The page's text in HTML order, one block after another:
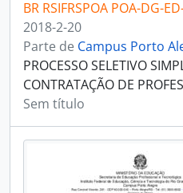
BR RSIFRSPOA POA-DG-
2018-2-20
Parte de Campus Porto
PROCESSO SELETIVO
CONTRATAÇÃO DE
Sem título